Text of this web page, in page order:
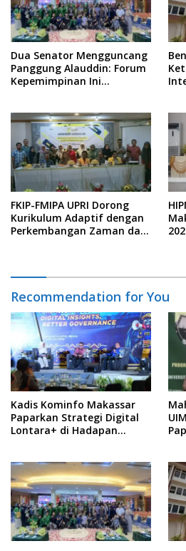
Dua Senator Mengguncang
Panggung Alauddin: Forum
Kepemimpinan Ini
Indonesia
FKIP-FMIPA UPRI Dorong
Kurikulum Adaptif dengan
Perkembangan Zaman dan
Recommendation for You
Kadis Kominfo Makassar
Paparkan Strategi Digital
Lontara+ di Hadapan